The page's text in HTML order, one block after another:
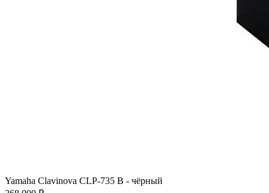
Yamaha Clavinova CLP-735 B - чёрный